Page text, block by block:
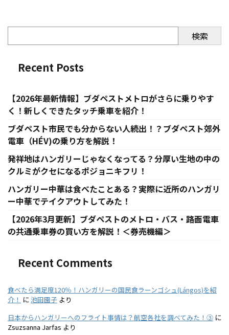
検索
Recent Posts
【2026年最新情報】ブダペストメトロがさらに乗りやす
く！新しくできたタッチ乗車を紹介！
ブダペスト市民でも分からない人続出！？ブダペスト郊外
電車（HÉV)の乗り方を解説！
発祥地はハンガリーじゃなくなってる？分厚い生地の中の
クルミがクセになるポジョニキフリ！
ハンガリー中華は食べたことある？実際に近所のハンガリ
ー中華でテイクアウトしてみた！
【2026年3月更新】ブダペストのメトロ・バス・路面電車
の共通乗車券の買い方を解説！＜券売機編＞
Recent Comments
食べたら満足度120％！ハンガリーの国民食ラーンゴシュ(Lángos)を紹
介！ に池田園子 より
日本からハンガリーへのフライト事情は？航空各社を調べてみた！③ に
Zsuzsanna Jarfas より